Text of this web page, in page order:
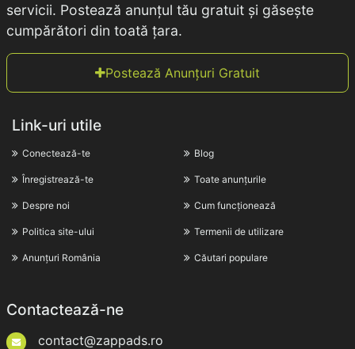
servicii. Postează anunțul tău gratuit și găsește
cumpărători din toată țara.
Postează Anunțuri Gratuit
Link-uri utile
Conectează-te
Înregistrează-te
Despre noi
Politica site-ului
Anunțuri România
Blog
Toate anunțurile
Cum funcționează
Termenii de utilizare
Căutari populare
Contactează-ne
contact@zappads.ro